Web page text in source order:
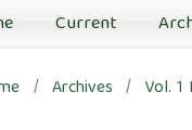
Current
/ Archives / Vol. 1